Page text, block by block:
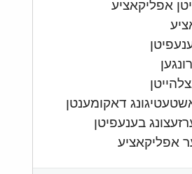
אפליקאציע
דאקומענטן
בענעפיטן
אפליקאציע